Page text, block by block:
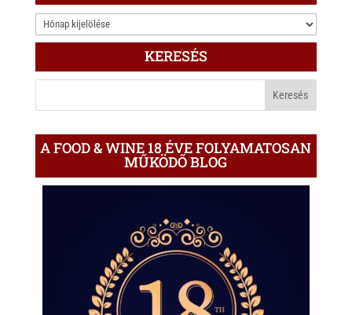
3.000
ÍRÁS
KERESÉS
A FOOD & WINE 18 ÉVE FOLYAMATOSAN
MŰKÖDŐ BLOG